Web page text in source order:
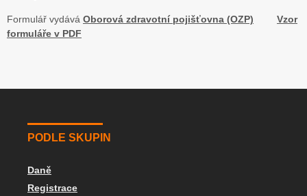
Formulář vydává Oborová zdravotní pojišťovna (OZP)
Vzor
formuláře v PDF
PODLE SKUPIN
Daně
Registrace